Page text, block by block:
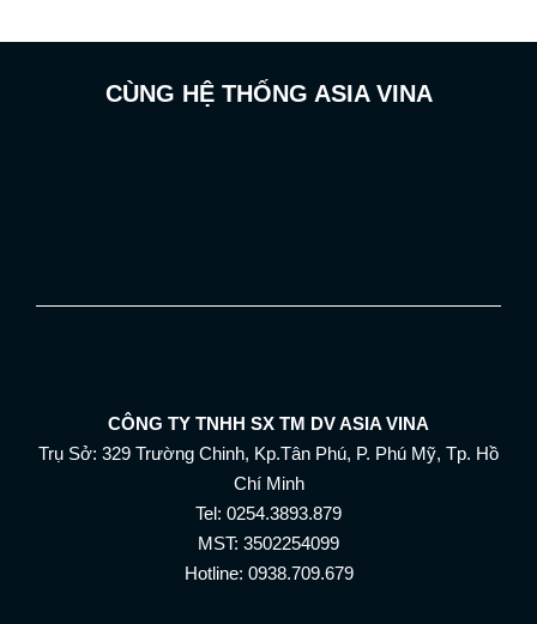
CÙNG HỆ THỐNG ASIA VINA
CÔNG TY TNHH SX TM DV ASIA VINA
Trụ Sở: 329 Trường Chinh, Kp.Tân Phú, P. Phú Mỹ, Tp. Hồ
Chí Minh
Tel: 0254.3893.879
MST: 3502254099
Hotline: 0938.709.679